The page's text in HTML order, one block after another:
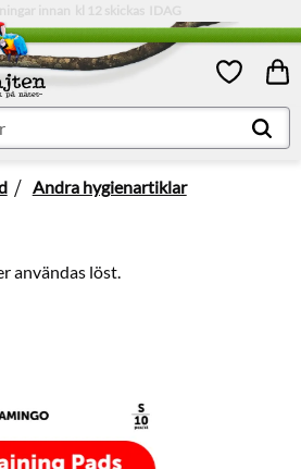
Favoriter
Andra hygienartiklar
användas löst.